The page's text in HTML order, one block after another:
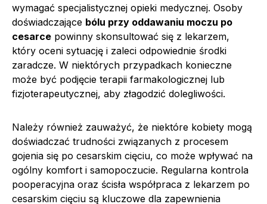
wymagać specjalistycznej opieki medycznej. Osoby
doświadczające bólu przy oddawaniu moczu po
cesarce powinny skonsultować się z lekarzem,
który oceni sytuację i zaleci odpowiednie środki
zaradcze. W niektórych przypadkach konieczne
może być podjęcie terapii farmakologicznej lub
fizjoterapeutycznej, aby złagodzić dolegliwości.
Należy również zauważyć, że niektóre kobiety mogą
doświadczać trudności związanych z procesem
gojenia się po cesarskim cięciu, co może wpływać na
ogólny komfort i samopoczucie. Regularna kontrola
pooperacyjna oraz ścisła współpraca z lekarzem po
cesarskim cięciu są kluczowe dla zapewnienia